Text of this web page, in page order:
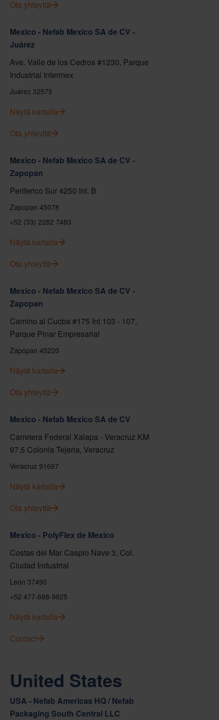
Ota yhteyttä
Mexico - Nefab Mexico SA de CV -
Juárez
Ave. Valle de los Cedros #1230, Parque
Industrial Intermex
Juárez 32575
Näytä kartalla
Ota yhteyttä
Mexico - Nefab Mexico SA de CV -
Zapopan
Periferico Sur 4250 Int. B
Zapopan 45078
+52 (33) 2282 7483
Näytä kartalla
Ota yhteyttä
Mexico - Nefab Mexico SA de CV -
Zapopan
Camino al Cucba #175 Int 103 - 107,
Parque Pinar Empresarial
Zapopan 45220
Näytä kartalla
Ota yhteyttä
Mexico - Nefab Mexico SA de CV
Carretera Federal Xalapa - Veracruz KM
97.5 Colonia Tejeria, Veracruz
Veracruz 91697
Näytä kartalla
Ota yhteyttä
Mexico - PolyFlex de Mexico
Costas del Mar Caspio Nave 3, Col.
Ciudad Industrial
León 37490
+52 477-688-9825
Näytä kartalla
Contact
United States
USA - Nefab Americas HQ / Nefab
Packaging South Central LLC